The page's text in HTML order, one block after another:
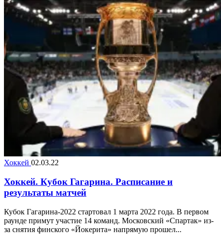
Хоккей 02.03.22
Хоккей. Кубок Гагарина. Расписание и
результаты матчей
Кубок Гагарина-2022 стартовал 1 марта 2022 года. В первом
раунде примут участие 14 команд. Московский «Спартак» из-
за снятия финского «Йокерита» напрямую прошел...